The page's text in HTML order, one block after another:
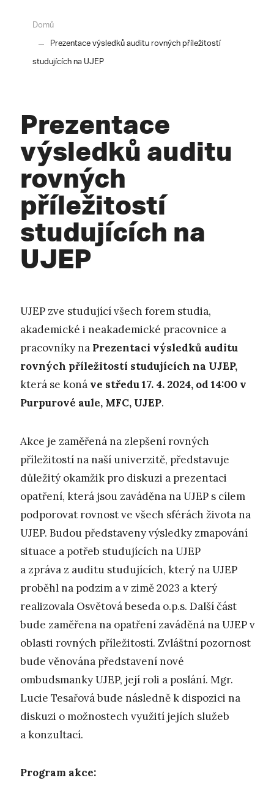
Domů
Prezentace výsledků auditu rovných příležitostí
studujících na UJEP
Prezentace
výsledků auditu
rovných
příležitostí
studujících na
UJEP
UJEP zve studující všech forem studia,
akademické i neakademické pracovnice a
pracovníky na Prezentaci výsledků auditu
rovných příležitostí studujících na UJEP,
která se koná ve středu 17. 4. 2024, od 14:00 v
Purpurové aule, MFC, UJEP.
Akce je zaměřená na zlepšení rovných
příležitostí na naší univerzitě, představuje
důležitý okamžik pro diskuzi a prezentaci
opatření, která jsou zaváděna na UJEP s cílem
podporovat rovnost ve všech sférách života na
UJEP. Budou představeny výsledky zmapování
situace a potřeb studujících na UJEP
a zpráva z auditu studujících, který na UJEP
proběhl na podzim a v zimě 2023 a který
realizovala Osvětová beseda o.p.s. Další část
bude zaměřena na opatření zaváděná na UJEP v
oblasti rovných příležitostí. Zvláštní pozornost
bude věnována představení nové
ombudsmanky UJEP, její roli a poslání. Mgr.
Lucie Tesařová bude následně k dispozici na
diskuzi o možnostech využití jejích služeb
a konzultací.
Program akce: